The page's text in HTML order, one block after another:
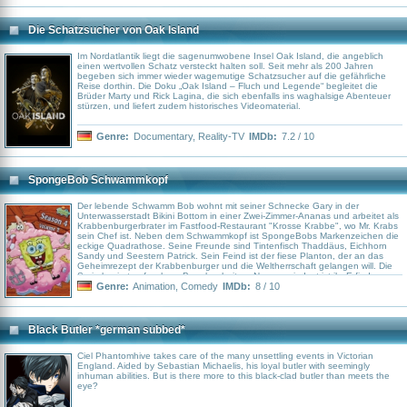
Wien und Marseille den Kampf an, um ihre eigene Haut zu retten, aber vor
allem auch Charlys Familie zu beschützen. Wie lange kann das gutgehen,
bevor es zum Showdown mit den Ganoven kommt?
Die Schatzsucher von Oak Island
Im Nordatlantik liegt die sagenumwobene Insel Oak Island, die angeblich
einen wertvollen Schatz versteckt halten soll. Seit mehr als 200 Jahren
begeben sich immer wieder wagemutige Schatzsucher auf die gefährliche
Reise dorthin. Die Doku „Oak Island – Fluch und Legende“ begleitet die
Brüder Marty und Rick Lagina, die sich ebenfalls ins waghalsige Abenteuer
stürzen, und liefert zudem historisches Videomaterial.
Genre: Documentary, Reality-TV IMDb: 7.2 / 10
SpongeBob Schwammkopf
Der lebende Schwamm Bob wohnt mit seiner Schnecke Gary in der
Unterwasserstadt Bikini Bottom in einer Zwei-Zimmer-Ananas und arbeitet als
Krabbenburgerbrater im Fastfood-Restaurant "Krosse Krabbe", wo Mr. Krabs
sein Chef ist. Neben dem Schwammkopf ist SpongeBobs Markenzeichen die
eckige Quadrathose. Seine Freunde sind Tintenfisch Thaddäus, Eichhorn
Sandy und Seestern Patrick. Sein Feind ist der fiese Planton, der an das
Geheimrezept der Krabbenburger und die Weltherrschaft gelangen will. Die
Serie basiert auf wahren Begebenheiten. Nun, zumindest ist ihr Erfinder
Stephen Hillenburg ausgebildeter Meeresbiologe, er müsste also wissen, wie
Genre: Animation Comedy IMDb: 8 / 10
Black Butler *german subbed*
Ciel Phantomhive takes care of the many unsettling events in Victorian
England. Aided by Sebastian Michaelis, his loyal butler with seemingly
inhuman abilities. But is there more to this black-clad butler than meets the
eye?